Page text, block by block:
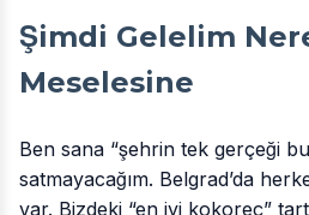
Şimdi Gelelim
Meselesine
Ben sana “şehrin tek gerçeği
satmayacağım. Belgrad’da
var. Bizdeki “en iyi kokoreç”